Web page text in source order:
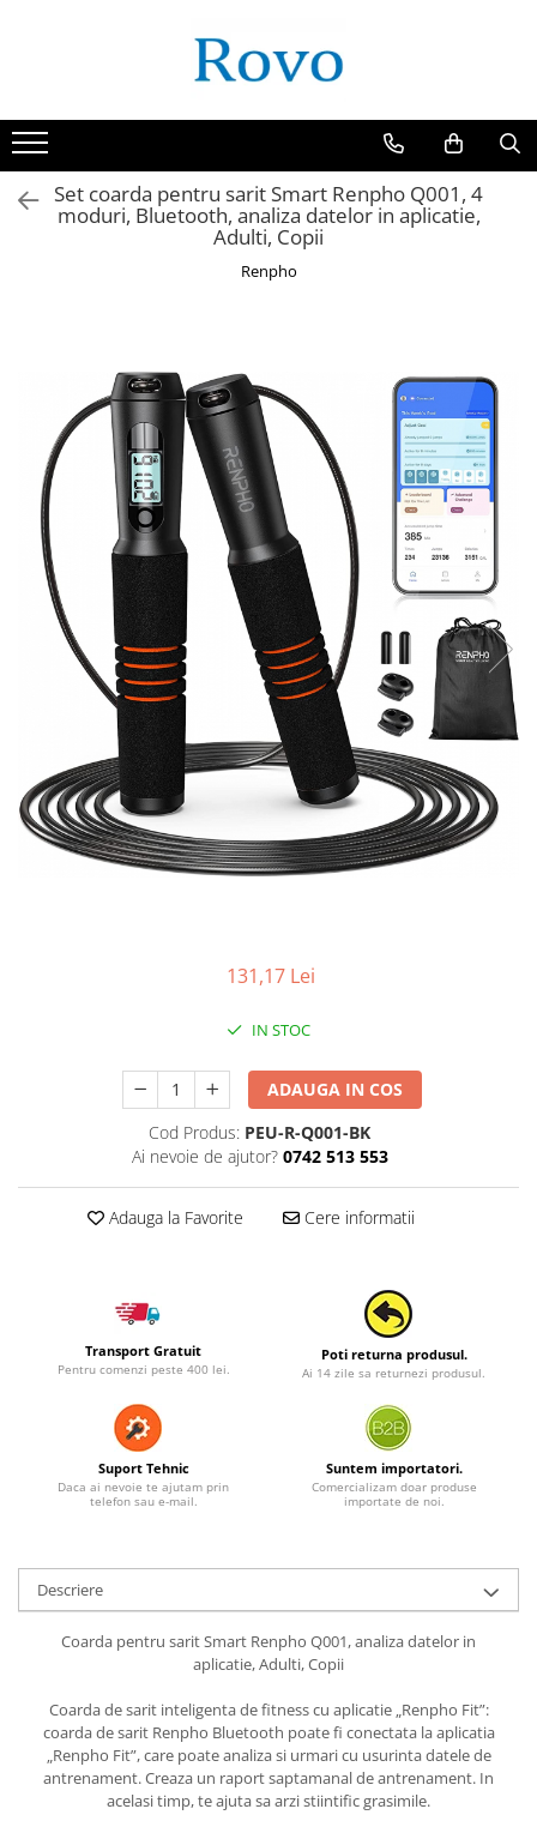
Set coarda pentru sarit Smart Renpho Q001, 4
moduri, Bluetooth, analiza datelor in aplicatie,
Adulti, Copii
Renpho
131,17 Lei
IN STOC
ADAUGA IN COS
Cod Produs: PEU-R-Q001-BK
Ai nevoie de ajutor? 0742 513 553
Adauga la Favorite Cere informatii
Transport Gratuit
Pentru comenzi peste 400 lei.
Poti returna produsul.
Ai 14 zile sa returnezi produsul.
Suport Tehnic
Daca ai nevoie te ajutam prin
telefon sau e-mail.
Suntem importatori.
Comercializam doar produse
importate de noi.
Descriere
Coarda pentru sarit Smart Renpho Q001, analiza datelor in
aplicatie, Adulti, Copii
Coarda de sarit inteligenta de fitness cu aplicatie „Renpho Fit”:
coarda de sarit Renpho Bluetooth poate fi conectata la aplicatia
„Renpho Fit”, care poate analiza si urmari cu usurinta datele de
antrenament. Creaza un raport saptamanal de antrenament. In
acelasi timp, te ajuta sa arzi stiintific grasimile.